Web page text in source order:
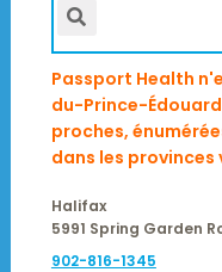
Passport Health
du-Prince-
proches,
dans les provinces
Halifax
5991 Spring Garden
902-816-1345